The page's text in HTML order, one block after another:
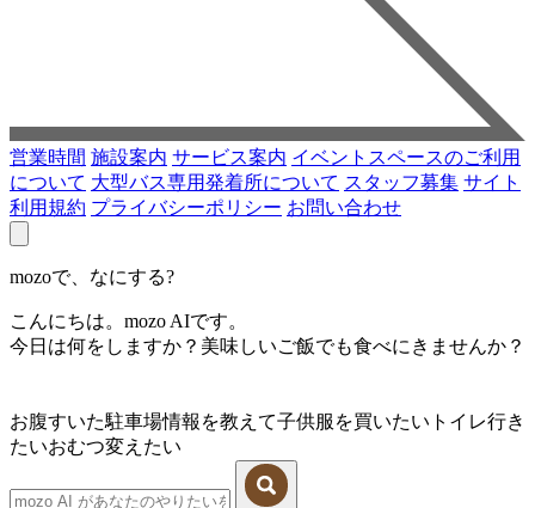
営業時間 施設案内 サービス案内 イベントスペースのご利用
について 大型バス専用発着所について スタッフ募集 サイト
利用規約 プライバシーポリシー お問い合わせ
mozoで、なにする?
こんにちは。mozo AIです。
今日は何をしますか？美味しいご飯でも食べにきませんか？
お腹すいた駐車場情報を教えて子供服を買いたい トイレ行き
たいおむつ変えたい